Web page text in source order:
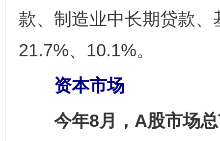
款、制造业中长期贷款
21.7%、10.1%。
资本市场
今年8月，A股市场总